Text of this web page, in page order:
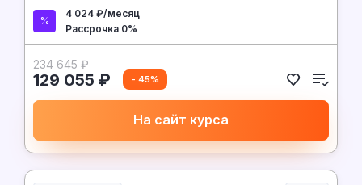
4 024 ₽/месяц
Рассрочка 0%
234 645 ₽
129 055 ₽ - 45%
На сайт курса